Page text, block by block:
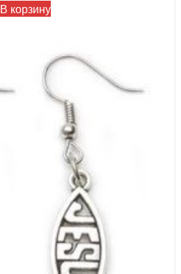
В корзину